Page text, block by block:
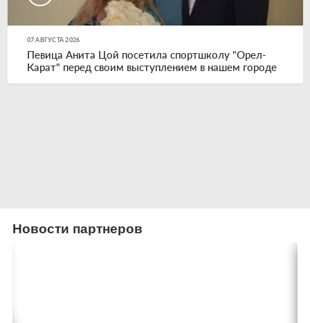
07 АВГУСТА 2026
Певица Анита Цой посетила спортшколу "Орел-
Карат" перед своим выступлением в нашем городе
Новости партнеров